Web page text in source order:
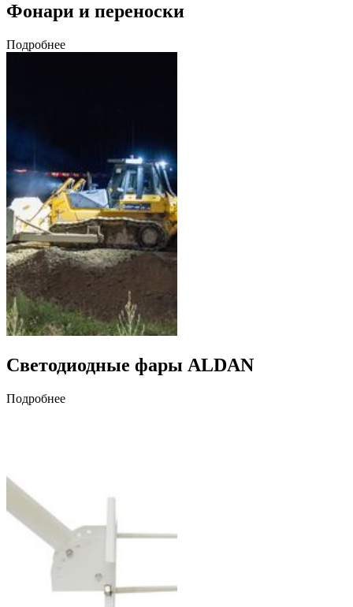
Фонари и переноски
Подробнее
Светодиодные фары ALDAN
Подробнее